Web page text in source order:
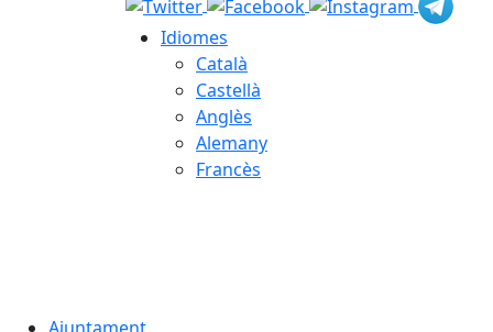
Idiomes
Català
Castellà
Anglès
Alemany
Francès